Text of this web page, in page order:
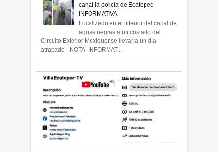
canal la policía de Ecatepec
INFORMATIVA
Localizado en el interior del canal de
aguas negras a un costado del
Circuito Exterior Mexiquense llevaría un día
atrapado - NOTA INFORMAT...